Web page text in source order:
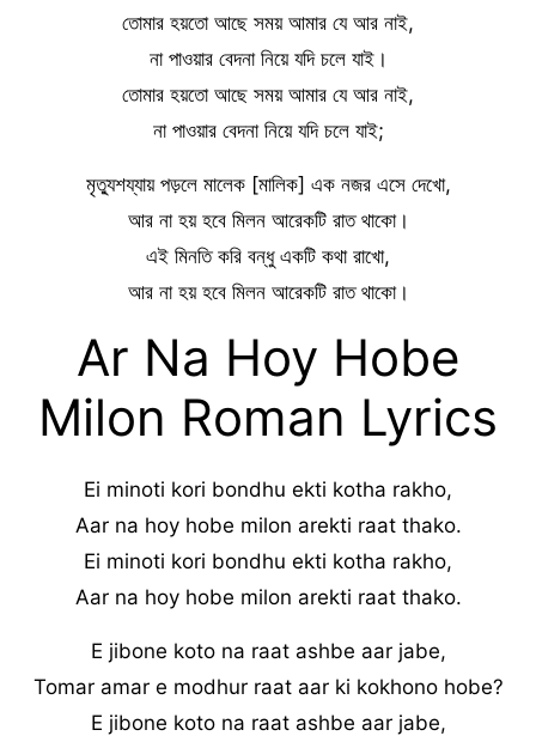
তোমার হয়তো আছে সময় আমার যে আর নাই,
না পাওয়ার বেদনা নিয়ে যদি চলে যাই।
তোমার হয়তো আছে সময় আমার যে আর নাই,
না পাওয়ার বেদনা নিয়ে যদি চলে যাই;
মৃত্যুশয্যায় পড়লে মালেক [মালিক] এক নজর এসে দেখো,
আর না হয় হবে মিলন আরেকটি রাত থাকো।
এই মিনতি করি বন্ধু একটি কথা রাখো,
আর না হয় হবে মিলন আরেকটি রাত থাকো।
Ar Na Hoy Hobe
Milon Roman Lyrics
Ei minoti kori bondhu ekti kotha rakho,
Aar na hoy hobe milon arekti raat thako.
Ei minoti kori bondhu ekti kotha rakho,
Aar na hoy hobe milon arekti raat thako.
E jibone koto na raat ashbe aar jabe,
Tomar amar e modhur raat aar ki kokhono hobe?
E jibone koto na raat ashbe aar jabe,